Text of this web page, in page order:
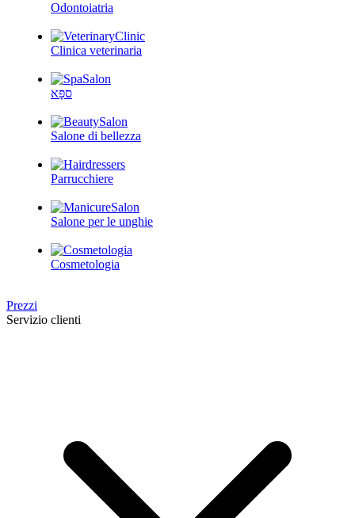
Odontoiatria
Clinica veterinaria
ספָּא
Salone di bellezza
Parrucchiere
Salone per le unghie
Cosmetologia
Prezzi
Servizio clienti